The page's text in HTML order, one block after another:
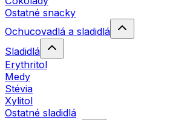
Ostatné snacky
Ochucovadlá a sladidlá
Sladidlá
Erythritol
Medy
Stévia
Xylitol
Ostatné sladidlá